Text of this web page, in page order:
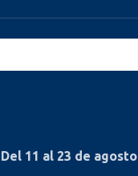
Del 11 al 23 de agosto